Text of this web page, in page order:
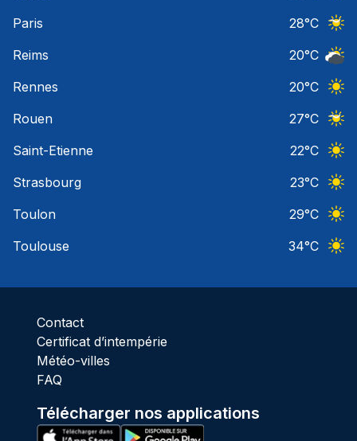
Paris
28°C
Reims
20°C
Rennes
20°C
Rouen
27°C
Saint-Etienne
22°C
Strasbourg
23°C
Toulon
29°C
Toulouse
34°C
Contact
Certificat d’intempérie
Météo-villes
FAQ
Télécharger nos applications